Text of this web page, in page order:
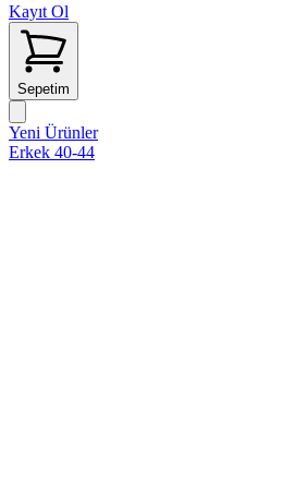
Kayıt Ol
Sepetim
Yeni Ürünler
Erkek 40-44